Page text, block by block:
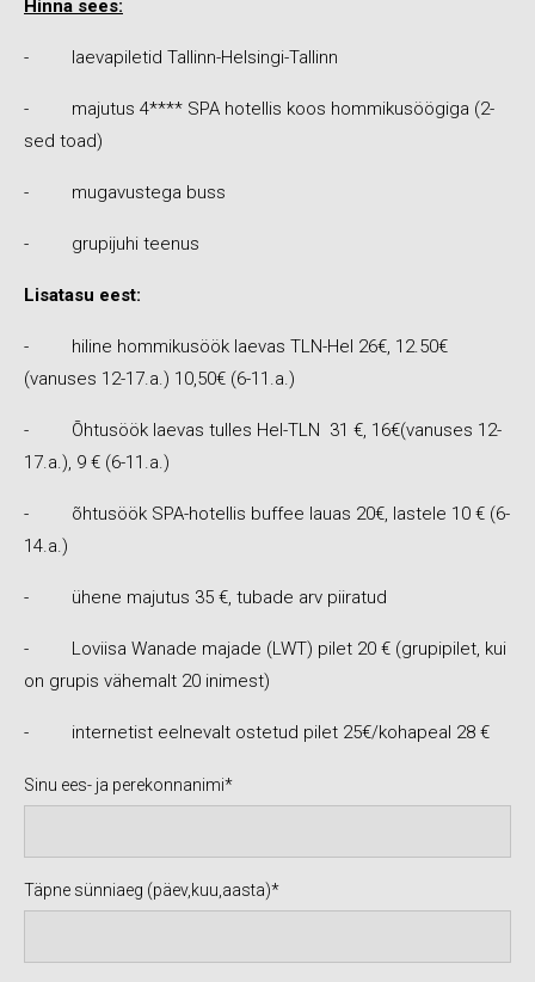
Hinna sees:
- laevapiletid Tallinn-Helsingi-Tallinn
- majutus 4**** SPA hotellis koos hommikusöögiga (2-
sed toad)
- mugavustega buss
- grupijuhi teenus
Lisatasu eest:
- hiline hommikusöök laevas TLN-Hel 26€, 12.50€
(vanuses 12-17.a.) 10,50€ (6-11.a.)
- Õhtusöök laevas tulles Hel-TLN 31 €, 16€(vanuses 12-
17.a.), 9 € (6-11.a.)
- õhtusöök SPA-hotellis buffee lauas 20€, lastele 10 € (6-
14.a.)
- ühene majutus 35 €, tubade arv piiratud
- Loviisa Wanade majade (LWT) pilet 20 € (grupipilet, kui
on grupis vähemalt 20 inimest)
- internetist eelnevalt ostetud pilet 25€/kohapeal 28 €
Sinu ees- ja perekonnanimi
Täpne sünniaeg (päev,kuu,aasta)